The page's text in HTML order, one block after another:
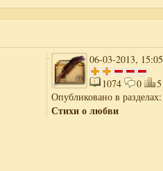
06-03-2013, 15:05
1074
0
5
Опубликовано в разделах:
Стихи о любви